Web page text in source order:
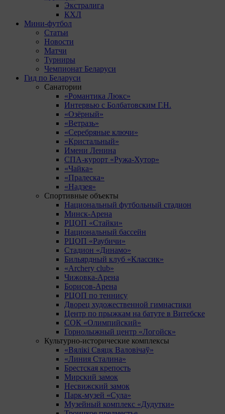
Экстралига
КХЛ
Мини-футбол
Статьи
Новости
Матчи
Турниры
Чемпионат Беларуси
Гид по Беларуси
Санатории
«Романтика Люкс»
Интервью с Болбатовским Г.Н.
«Озёрный»
«Ветразь»
«Серебряные ключи»
«Кристальный»
Имени Ленина
СПА-курорт «Ружа-Хутор»
«Чайка»
«Пралеска»
«Надзея»
Спортивные объекты
Национальный футбольный стадион
Минск-Арена
РЦОП «Стайки»
Национальный бассейн
РЦОП «Раубичи»
Стадион «Динамо»
Бильярдный клуб «Классик»
«Archery club»
Чижовка-Арена
Борисов-Арена
РЦОП по теннису
Дворец художественной гимнастики
Центр по прыжкам на батуте в Витебске
СОК «Олимпийский»
Горнолыжный центр «Логойск»
Культурно-исторические комплексы
«Вялікі Свяцк Валовічаў»
«Линия Сталина»
Брестская крепость
Мирский замок
Несвижский замок
Парк-музей «Сула»
Музейный комплекс «Дудутки»